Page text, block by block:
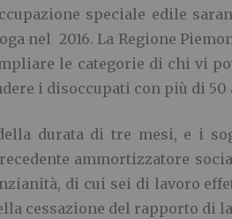
speciale edile
nel 2016. La Regione
le categorie di chi vi
i disoccupati con più di 50
durata di tre mesi, e i
ammortizzatore
di cui sei di lavoro
cessazione del rapporto di